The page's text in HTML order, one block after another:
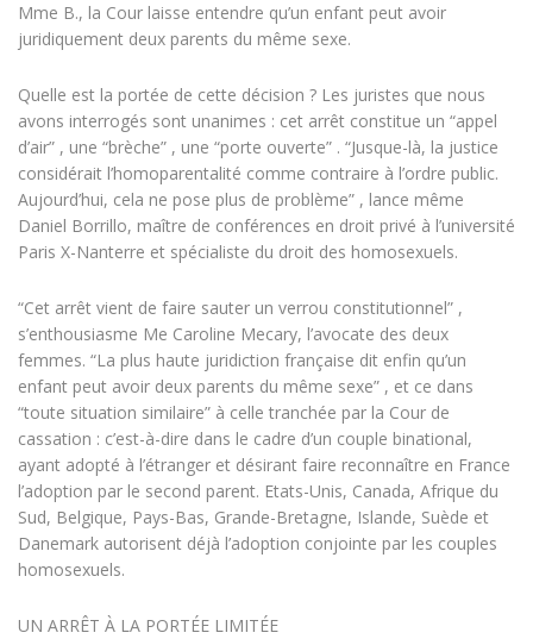
Mme B., la Cour laisse entendre qu’un enfant peut avoir
juridiquement deux parents du même sexe.
Quelle est la portée de cette décision ? Les juristes que nous
avons interrogés sont unanimes : cet arrêt constitue un “appel
d’air” , une “brèche” , une “porte ouverte” . “Jusque-là, la justice
considérait l’homoparentalité comme contraire à l’ordre public.
Aujourd’hui, cela ne pose plus de problème” , lance même
Daniel Borrillo, maître de conférences en droit privé à l’université
Paris X-Nanterre et spécialiste du droit des homosexuels.
“Cet arrêt vient de faire sauter un verrou constitutionnel” ,
s’enthousiasme Me Caroline Mecary, l’avocate des deux
femmes. “La plus haute juridiction française dit enfin qu’un
enfant peut avoir deux parents du même sexe” , et ce dans
“toute situation similaire” à celle tranchée par la Cour de
cassation : c’est-à-dire dans le cadre d’un couple binational,
ayant adopté à l’étranger et désirant faire reconnaître en France
l’adoption par le second parent. Etats-Unis, Canada, Afrique du
Sud, Belgique, Pays-Bas, Grande-Bretagne, Islande, Suède et
Danemark autorisent déjà l’adoption conjointe par les couples
homosexuels.
UN ARRÊT À LA PORTÉE LIMITÉE